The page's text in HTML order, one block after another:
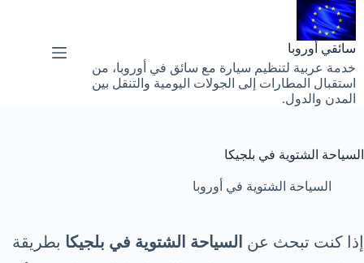
التجاوز
إلى
المحتوى
سائقي أوروبا
خدمة عربية لتنظيم سيارة مع سائق في أوروبا، من
استقبال المطارات إلى الجولات اليومية والتنقل بين
المدن والدول.
السياحة الشتوية في بلجيكا
السياحة الشتوية في أوروبا
إذا كنت تبحث عن السياحة الشتوية في بلجيكا بطريقة